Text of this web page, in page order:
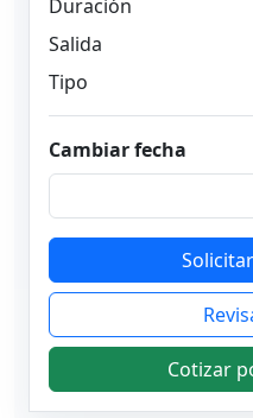
Duración
Salida
Tipo
Cambiar fecha
Cotizar